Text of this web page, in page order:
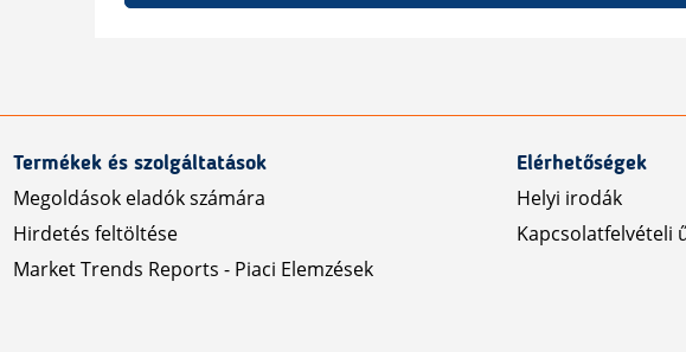
Termékek és szolgáltatások
Megoldások eladók számára
Hirdetés feltöltése
Market Trends Reports - Piaci Elemzések
Elérhetőségek
Helyi irodák
Kapcsolatfelvételi